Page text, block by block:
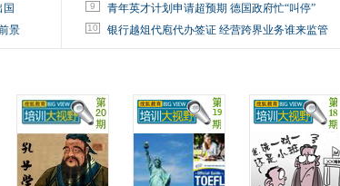
国
景
9 青年英才计划申请超预期 德国政府忙“叫停”
10 银行越俎代庖代办签证 经营跨界业务谁来监管